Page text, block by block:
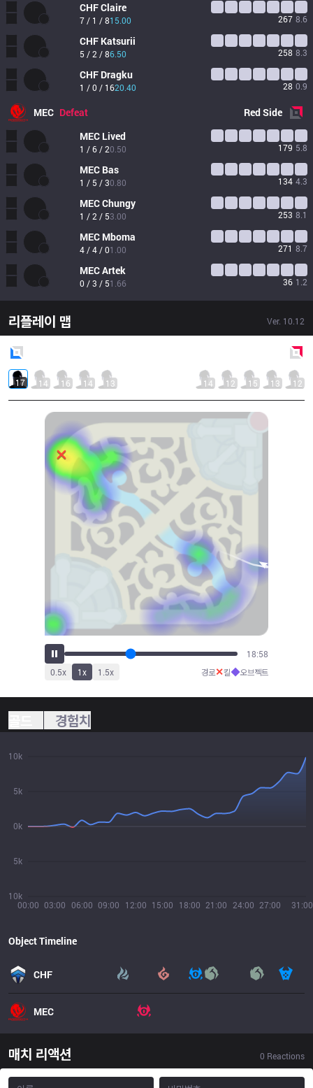
CHFClaire
7 / 1 / 815.00 267 8.6
CHF Katsurii
5 / 2 / 86.50 258 8.3
CHF Dragku
1 / 0 / 1620.40 28 0.9
MEC Defeat RedSide
MEC Lived
1 / 6 / 20.50 179 5.8
MEC Bas
1 / 5 / 30.80 134 4.3
MECChungy
1 / 2 / 53.00 253 8.1
MEC Mboma
4 / 4 / 01.00 271 8.7
MECArtek
0 / 3 / 51.66 36 1.2
리플레이 맵 Ver. 10.12
17 14 16 14 13 14 12 15 13 12
21:02
0.5x 1x 1.5x 경로✕킬◆오브젝트
경험치
00:00 03:00 06:00 09:00 12:00 15:00 18:00 21:00 24:00 27:00 31:00
10k
5k
0k
5k
10k
Object Timeline
CHF
MEC
매치 리액션 0 Reactions